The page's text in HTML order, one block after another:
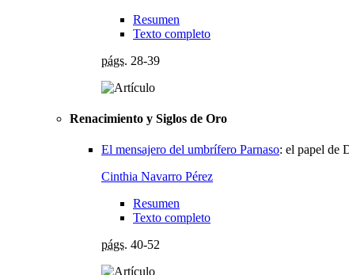
Resumen
Texto completo
págs. 28-39
Renacimiento y Siglos de Oro
El mensajero del umbrífero Parnaso: el papel de
Cinthia Navarro Pérez
Resumen
Texto completo
págs. 40-52